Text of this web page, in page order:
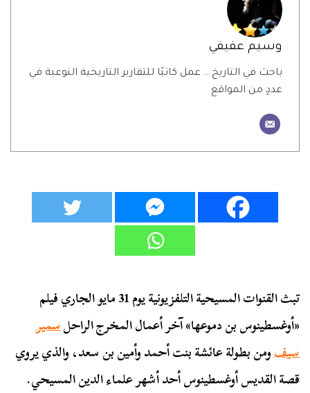
وسيم عفيفي
باحث في التاريخ .. عمل كاتبًا للتقارير التاريخية النوعية في
عددٍ من المواقع
تبث القنوات المسيحية التلفزيونية يوم 31 مايو الجاري فيلم
«أوغسطينوس بن دموعها» آخر أعمال المخرج الراحلسمير
سيفومن بطولة عائشة بنت أحمد وأمين بن سعد، والذي يروي
قصة القديس أوغسطينوس أحد أشهر علماء الدين المسيحي.